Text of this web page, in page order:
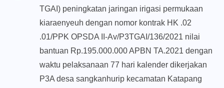
TGAI) peningkatan jaringan irigasi permukaan
kiaraenyeuh dengan nomor kontrak HK .02
.01/PPK OPSDA II-Av/P3TGAI/136/2021 nilai
bantuan Rp.195.000.000 APBN TA.2021 dengan
waktu pelaksanaan 77 hari kalender dikerjakan
P3A desa sangkanhurip kecamatan Katapang